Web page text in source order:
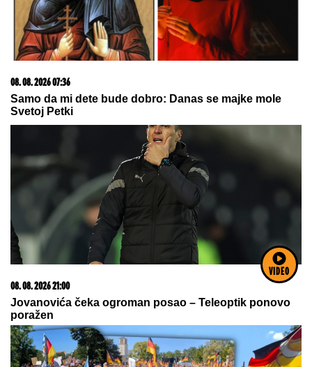
VIDEO
08. 08. 2026 16:10
Dete sa autizmom polivali vodom i mazali mu lak na
07. 08. 2026 09:14
Сазнања „Политике”: Црна Гора следећа у војном
савезу Загреба, Тиране и Приштине
23. 07. 2026 12:47
Letnje večeri u gradu više nisu rezervisane za vikend:
Zašto sve više ljudi bira večeru koja se spontano